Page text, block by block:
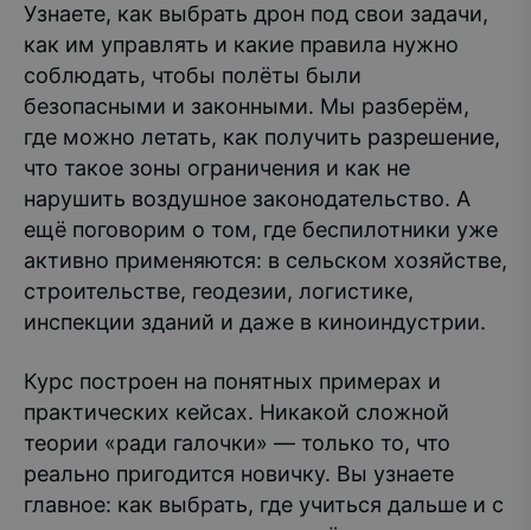
Узнаете, как выбрать дрон под свои задачи,
как им управлять и какие правила нужно
соблюдать, чтобы полёты были
безопасными и законными. Мы разберём,
где можно летать, как получить разрешение,
что такое зоны ограничения и как не
нарушить воздушное законодательство. А
ещё поговорим о том, где беспилотники уже
активно применяются: в сельском хозяйстве,
строительстве, геодезии, логистике,
инспекции зданий и даже в киноиндустрии.
Курс построен на понятных примерах и
практических кейсах. Никакой сложной
теории «ради галочки» — только то, что
реально пригодится новичку. Вы узнаете
главное: как выбрать, где учиться дальше и с